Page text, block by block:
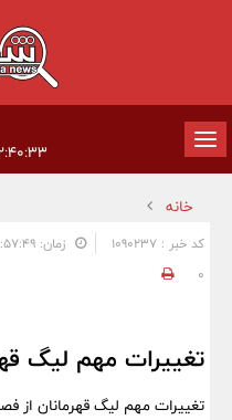
تغییر
وضعیت
ناوبری
خانه
کد خبر : 1090237 زمان: ۱۳:۵۷:۴۹ - تاریخ: ۱۴۰۳/۰۳/۲۱
0
تغییرات مهم لیگ
تغییرات مهم لیگ قهرمانان از